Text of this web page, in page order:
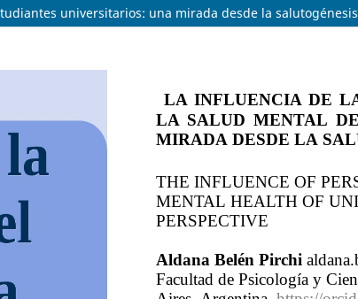
universitarios: una mirada desde la salutogénesis